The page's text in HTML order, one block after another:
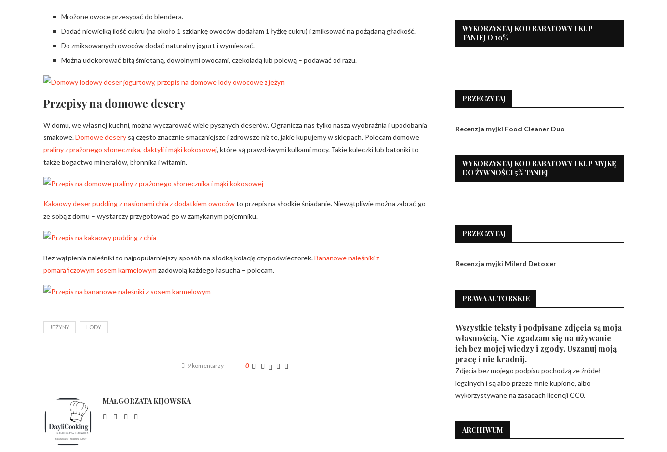
Mrożone owoce przesypać do blendera.
Dodać niewielką ilość cukru (na około 1 szklankę owoców dodałam 1 łyżkę cukru) i zmiksować na pożądaną gładkość.
Do zmiksowanych owoców dodać naturalny jogurt i wymieszać.
Można udekorować bitą śmietaną, dowolnymi owocami, czekoladą lub polewą – podawać od razu.
Przepisy na domowe desery
W domu, we własnej kuchni, można wyczarować wiele pysznych deserów. Ogranicza nas tylko nasza wyobraźnia i upodobania
smakowe.Domowe desery są często znacznie smaczniejsze i zdrowsze niż te, jakie kupujemy w sklepach. Polecam domowe
praliny z prażonego słonecznika, daktyli i mąki kokosowej, które są prawdziwymi kulkami mocy. Takie kuleczki lub batoniki to
także bogactwo minerałów, błonnika i witamin.
Kakaowy deser pudding z nasionami chia z dodatkiem owocówto przepis na słodkie śniadanie. Niewątpliwie można zabrać go
ze sobą z domu – wystarczy przygotować go w zamykanym pojemniku.
Bez wątpienia naleśniki to najpopularniejszy sposób na słodką kolację czy podwieczorek.Bananowe naleśniki z
pomarańczowym sosem karmelowym zadowolą każdego łasucha – polecam.
JEŻYNY LODY
9 komentarzy 0
MAŁGORZATA KIJOWSKA
WYKORZYSTAJ KOD RABATOWY I KUP
TANIEJ O 10%
PRZECZYTAJ
Recenzja myjki Food Cleaner Duo
WYKORZYSTAJ KOD RABATOWY I KUP MYJKĘ
DO ŻYWNOŚCI 5% TANIEJ
PRZECZYTAJ
Recenzja myjki Milerd Detoxer
PRAWA AUTORSKIE
Wszystkie teksty i podpisane zdjęcia są moja
własnością. Nie zgadzam się na używanie
ich bez mojej wiedzy i zgody. Uszanuj moją
pracę i nie kradnij.
Zdjęcia bez mojego podpisu pochodzą ze źródeł
legalnych i są albo przeze mnie kupione, albo
wykorzystywane na zasadach licencji CC0.
ARCHIWUM